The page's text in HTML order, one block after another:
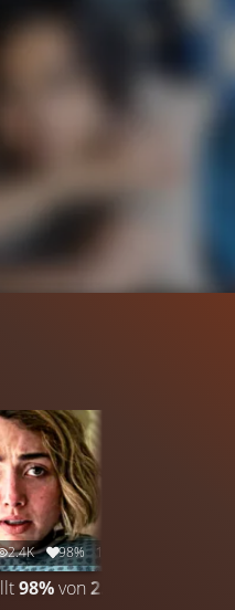
2.4K 98% 1:39
98%von 2.413